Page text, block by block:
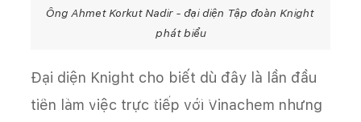
Trang chủ Tin tức Tin tập đoàn
Ông Ahmet Korkut Nadir - đại diện Tập đoàn Knight
phát biểu
Đại diện Knight cho biết dù đây là lần đầu
tiên làm việc trực tiếp với Vinachem nhưng